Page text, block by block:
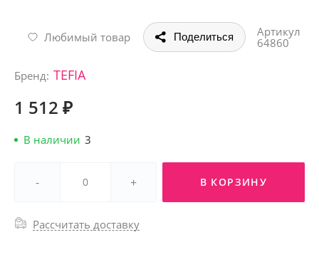
Любимый товар Поделиться
Артикул
64860
Бренд: TEFIA
1 512 ₽
В наличии 3
- + В КОРЗИНУ
Рассчитать доставку